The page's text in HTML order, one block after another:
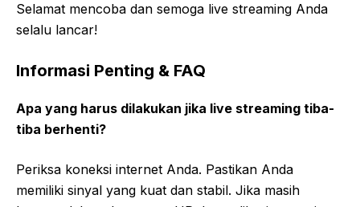
Selamat mencoba dan semoga live streaming Anda
selalu lancar!
Informasi Penting & FAQ
Apa yang harus dilakukan jika live streaming tiba-
tiba berhenti?
Periksa koneksi internet Anda. Pastikan Anda
memiliki sinyal yang kuat dan stabil. Jika masih